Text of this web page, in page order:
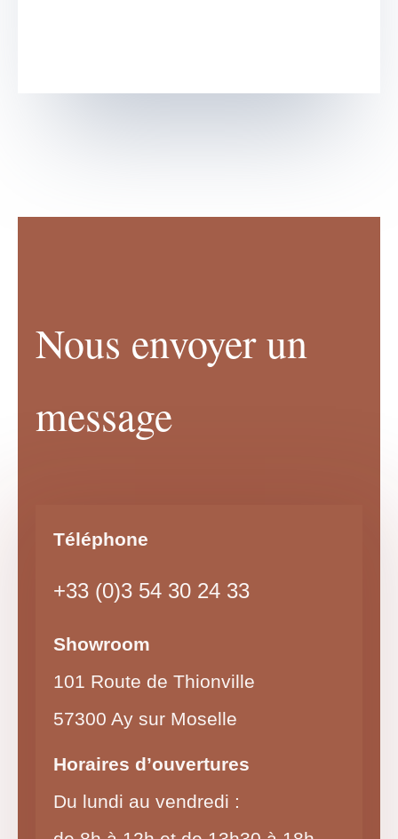
Nous envoyer un
message
Téléphone
+33 (0)3 54 30 24 33
Showroom
101 Route de Thionville
57300 Ay sur Moselle
Horaires d’ouvertures
Du lundi au vendredi :